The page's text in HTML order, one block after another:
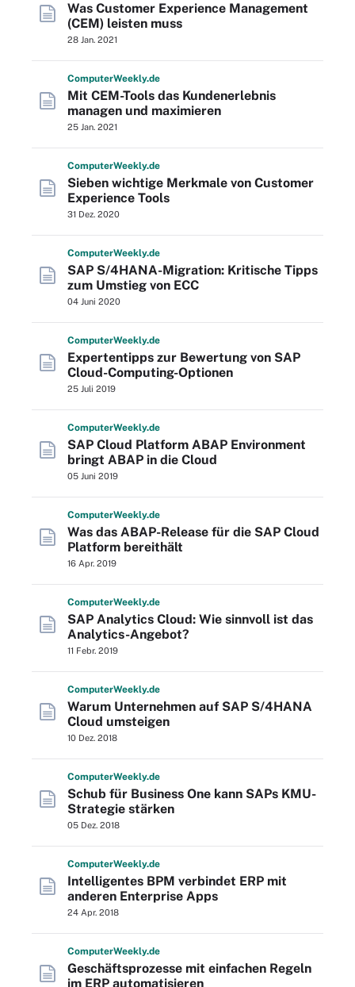
Was Customer Experience Management
(CEM) leisten muss
28 Jan. 2021
ComputerWeekly.de
Mit CEM-Tools das Kundenerlebnis
managen und maximieren
25 Jan. 2021
ComputerWeekly.de
Sieben wichtige Merkmale von Customer
Experience Tools
31 Dez. 2020
ComputerWeekly.de
SAP S/4HANA-Migration: Kritische Tipps
zum Umstieg von ECC
04 Juni 2020
ComputerWeekly.de
Expertentipps zur Bewertung von SAP
Cloud-Computing-Optionen
25 Juli 2019
ComputerWeekly.de
SAP Cloud Platform ABAP Environment
bringt ABAP in die Cloud
05 Juni 2019
ComputerWeekly.de
Was das ABAP-Release für die SAP Cloud
Platform bereithält
16 Apr. 2019
ComputerWeekly.de
SAP Analytics Cloud: Wie sinnvoll ist das
Analytics-Angebot?
11 Febr. 2019
ComputerWeekly.de
Warum Unternehmen auf SAP S/4HANA
Cloud umsteigen
10 Dez. 2018
ComputerWeekly.de
Schub für Business One kann SAPs KMU-
Strategie stärken
05 Dez. 2018
ComputerWeekly.de
Intelligentes BPM verbindet ERP mit
anderen Enterprise Apps
24 Apr. 2018
ComputerWeekly.de
Geschäftsprozesse mit einfachen Regeln
im ERP automatisieren